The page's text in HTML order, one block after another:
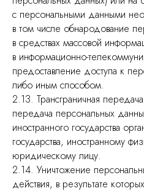
с персональными данными
в том числе обнародование
в средствах массовой
в информационно-
предоставление доступа к
либо иным способом.
2.13. Трансграничная
передача персональных
иностранного государства
государства, иностранному
юридическому лицу.
2.14. Уничтожение
действия, в результате